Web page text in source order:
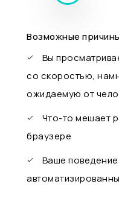
Возможные
Вы
со скоростью,
ожидаемую от
Что-то мешает
браузере
Ваше